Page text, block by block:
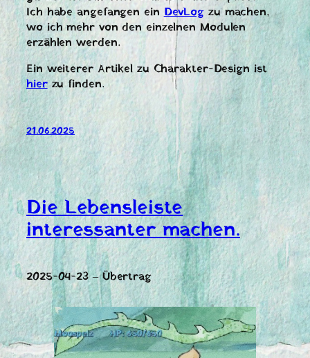
Ich habe angefangen einDevLog zu machen,
wo ich mehr von den einzelnen Modulen
erzählen werden.
Ein weiterer Artikel zu Charakter-Design ist
hierzu finden.
21.06.2025
Die Lebensleiste
interessanter machen.
2025-04-23 – Übertrag